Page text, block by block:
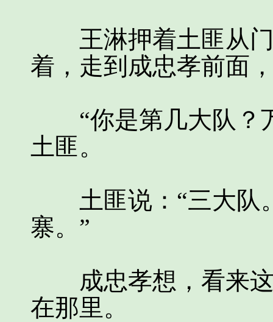
王淋押着土匪从门
着，走到成忠孝前面
“你是第几大队？
土匪。
土匪说：“三大队
寨。”
成忠孝想，看来这
在那里。